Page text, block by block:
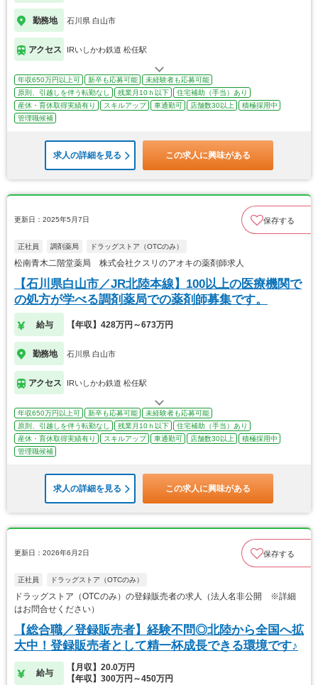
勤務地 石川県 白山市
アクセス IRいしかわ鉄道 松任駅
年収650万円以上可 新卒も応募可能
未経験者も応募可能
原則、引越しを伴う転勤なし
残業月10ｈ以下
住宅補助（手当）あり
産休・育休取得実績有り
スキルアップ 車通勤可 店舗数30以上
積極採用中
管理職候補
求人の詳細を見る この求人に興味がある
更新日：2025年5月7日 保存する
正社員 調剤薬局 ドラッグストア（OTCのみ）
松南青木二階堂薬局 株式会社クスリのアオキの薬剤師求人
【石川県白山市／JR北陸本線】100以上の医療機関で
の処方が学べる調剤薬局での薬剤師募集です。
給与 【年収】428万円～673万円
勤務地 石川県 白山市
アクセス IRいしかわ鉄道 松任駅
年収650万円以上可 新卒も応募可能
未経験者も応募可能
原則、引越しを伴う転勤なし
残業月10ｈ以下
住宅補助（手当）あり
産休・育休取得実績有り
スキルアップ 車通勤可 店舗数30以上
積極採用中
管理職候補
求人の詳細を見る この求人に興味がある
更新日：2026年6月2日 保存する
正社員 ドラッグストア（OTCのみ）
ドラッグストア（OTCのみ）の登録販売者の求人（法人名非公開 ※詳細
はお問合せください）
【総合職／登録販売者】経験不問◎北陸から全国へ拡
大中！登録販売者として精一杯成長できる環境です♪
給与
【月収】20.0万円
【年収】300万円～450万円